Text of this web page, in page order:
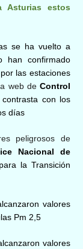
Asturias estos
se ha vuelto a
han confirmado
las estaciones
web deControl
con los
días
peligrosos de
Nacional de
la Transición
valores
Pm 2,5
valores